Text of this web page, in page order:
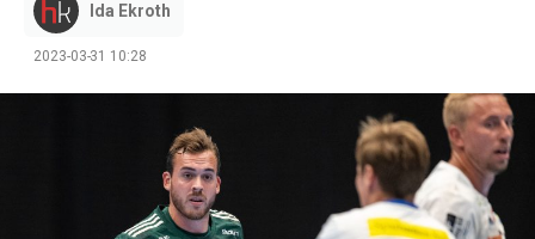
Ida Ekroth
2023-03-31 10:28